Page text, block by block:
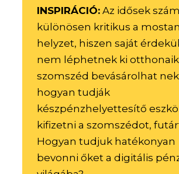
INSPIRÁCIÓ: Az idősek
különösen kritikus a
helyzet, hiszen saját
nem léphetnek ki
szomszéd bevásárolhat
hogyan tudják
készpénzhelyettesítő
kifizetni a szomszédot,
Hogyan tudjuk hatékonyan
bevonni őket a digitális